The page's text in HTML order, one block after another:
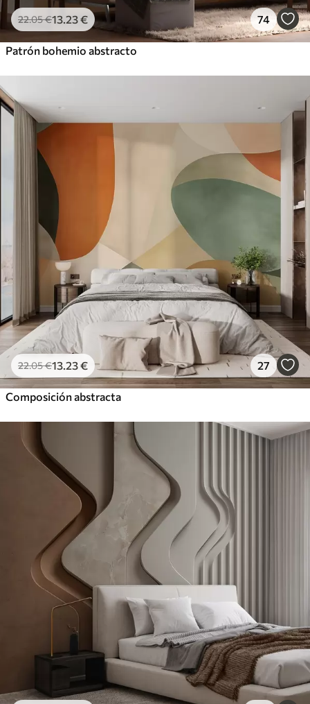
22.05€13.23€ 74
Patrón bohemio abstracto
22.05€13.23€ 27
Composición abstracta